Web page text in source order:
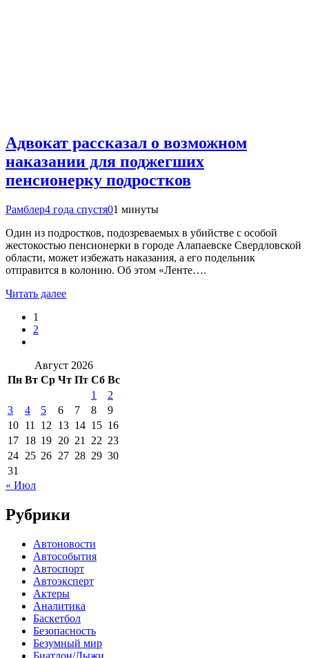
Адвокат рассказал о возможном
наказании для поджегших
пенсионерку подростков
Рамблер4 года спустя01 минуты
Один из подростков, подозреваемых в убийстве с особой
жестокостью пенсионерки в городе Алапаевске Свердловской
области, может избежать наказания, а его подельник
отправится в колонию. Об этом «Ленте….
Читать далее
1
2
Август 2026
Пн Вт Ср Чт Пт Сб Вс
1
2
3
4 5 6 7 8
9
10 11 12 13 14 15 16
17 18 19 20 21 22 23
24 25 26 27 28 29 30
31
« Июл
Рубрики
Автоновости
Автособытия
Автоспорт
Автоэксперт
Актеры
Аналитика
Баскетбол
Безопасность
Безумный мир
Биатлон/Лыжи